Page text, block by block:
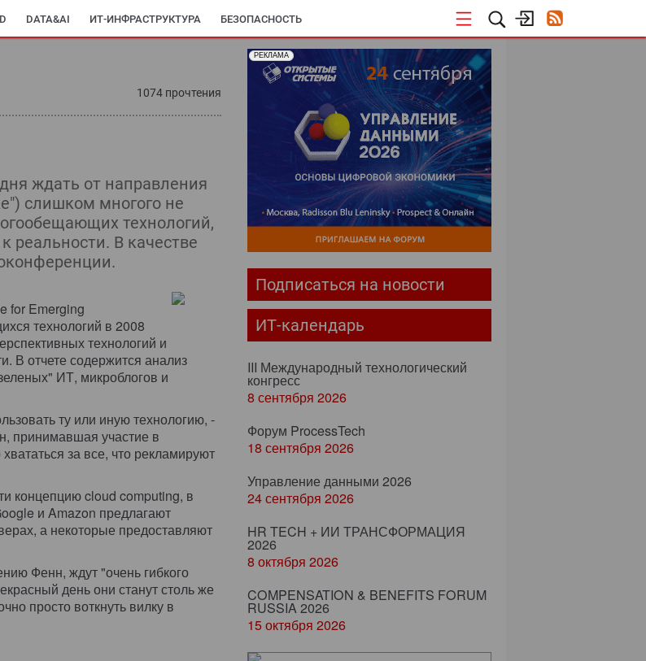
DATA&AI ИТ-ИНФРАСТРУКТУРА БЕЗОПАСНОСТЬ
1074 прочтения
ждать от направления
слишком многого не
технологий,
реальности. В качестве
for Emerging
технологий в 2008
технологий и
В отчете содержится анализ
ИТ, микроблогов и
ту или иную технологию, -
принимавшая участие в
за все, что рекламируют
концепцию cloud computing, в
и Amazon предлагают
а некоторые предоставляют
Фенн, ждут "очень гибкого
день они станут столь же
просто воткнуть вилку в
РЕКЛАМА
Подписаться на новости
ИТ-календарь
III Международный технологический
конгресс
8 сентября 2026
Форум ProcessTech
18 сентября 2026
Управление данными 2026
24 сентября 2026
HR TECH + ИИ ТРАНСФОРМАЦИЯ
2026
8 октября 2026
COMPENSATION & BENEFITS FORUM
RUSSIA 2026
15 октября 2026